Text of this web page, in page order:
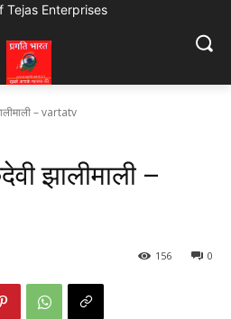
Tejas Enterprises
– vartatv
झालीमाली –
0
156